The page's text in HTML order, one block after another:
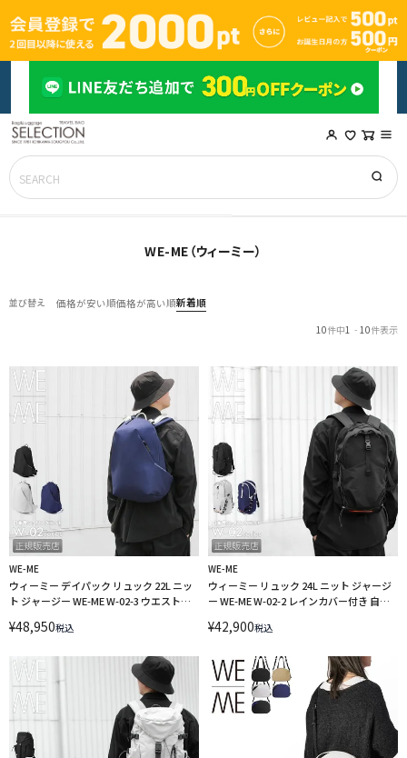
WE-ME（ウィーミー）
並び替え 価格が安い順価格が高い順新着順
10件中1 - 10件表示
WE-ME
ウィーミー デイパック リュック 22L ニッ
ト ジャージー WE-ME W-02-3 ウエストハ
LINECPN
¥48,950税込
WE-ME
ウィーミー リュック 24L ニット ジャージ
ー WE-ME W-02-2 レインカバー付き 自転
LINECPN
¥42,900税込